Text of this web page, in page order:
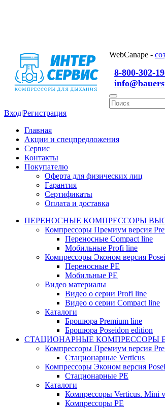
WebCanape -
8-800-302-
Вход|Регистрация
Главная
Акции и спецпредложения
Сервис
Контакты
Покупателю
Оферта для физических лиц
Гарантия
Сертификаты
Оплата и доставка
ПЕРЕНОСНЫЕ КОМПРЕССОРЫ
Компрессоры Премиум версия
Переносные Compact line
Мобильные Profi line
Компрессоры Эконом версия
Переносные PE
Мобильные PE
Видео материалы
Видео о серии Profi line
Видео о серии Compact line
Каталоги
Брошюра Premium line
Брошюра Poseidon edition
СТАЦИОНАРНЫЕ КОМПРЕССОРЫ
Компрессоры Премиум версия
Стационарные Verticus
Компрессоры Эконом версия
Стационарные PE
Каталоги
Компрессоры Verticus. Mini
Компрессоры PE